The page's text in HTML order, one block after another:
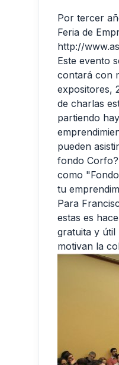
Por tercer
Feria de
http://
Este evento
contará con
expositores,
de charlas
partiendo
pueden
fondo
como
tu
Para
estas es
gratuita y útil
motivan la